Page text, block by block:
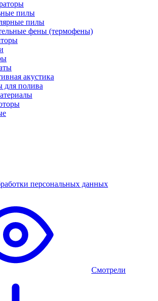
пилы
пилы
фены (термофены)
акустика
для полива
персональных данных
Смотрели